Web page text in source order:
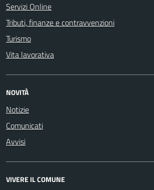
Servizi Online
Tributi, finanze e contravvenzioni
Turismo
Vita lavorativa
NOVITÀ
Notizie
Comunicati
Avvisi
VIVERE IL COMUNE